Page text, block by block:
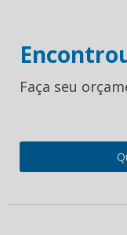
Faça seu